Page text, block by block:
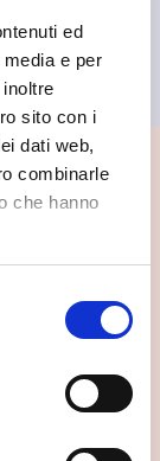
ed
e per
sito con i
dati web,
combinarle
che hanno
trovi altri